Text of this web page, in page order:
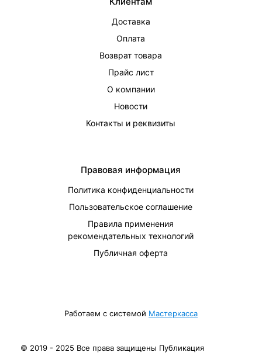
Доставка
Оплата
Возврат товара
Прайс лист
О компании
Новости
Контакты и реквизиты
Правовая информация
Политика конфиденциальности
Пользовательское соглашение
Правила применения
рекомендательных технологий
Публичная оферта
Работаем с системой Мастеркасса
© 2019 - 2025 Все права защищены Публикация